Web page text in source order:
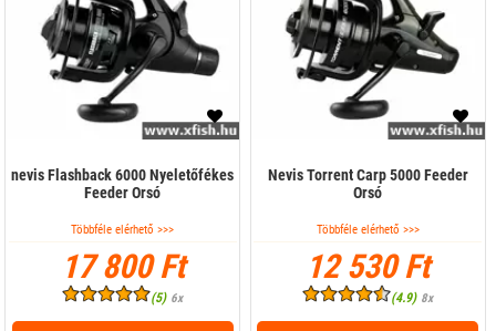
nevis Flashback 6000 Nyeletőfékes
Feeder Orsó
Többféle elérhető >>>
17 800 Ft
(5) 6x
Nevis Torrent Carp 5000 Feeder
Orsó
Többféle elérhető >>>
12 530 Ft
(4.9) 8x